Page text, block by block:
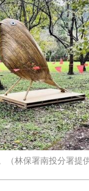
林保署南投分署提供